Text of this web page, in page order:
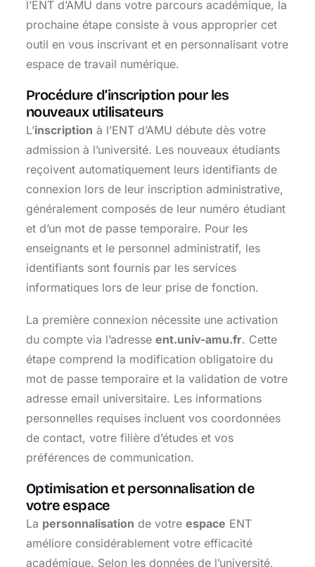
l’ENT d’AMU dans votre parcours académique, la
prochaine étape consiste à vous approprier cet
outil en vous inscrivant et en personnalisant votre
espace de travail numérique.
Procédure d’inscription pour les
nouveaux utilisateurs
L’inscription à l’ENT d’AMU débute dès votre
admission à l’université. Les nouveaux étudiants
reçoivent automatiquement leurs identifiants de
connexion lors de leur inscription administrative,
généralement composés de leur numéro étudiant
et d’un mot de passe temporaire. Pour les
enseignants et le personnel administratif, les
identifiants sont fournis par les services
informatiques lors de leur prise de fonction.
La première connexion nécessite une activation
du compte via l’adresse ent.univ-amu.fr. Cette
étape comprend la modification obligatoire du
mot de passe temporaire et la validation de votre
adresse email universitaire. Les informations
personnelles requises incluent vos coordonnées
de contact, votre filière d’études et vos
préférences de communication.
Optimisation et personnalisation de
votre espace
La personnalisation de votre espace ENT
améliore considérablement votre efficacité
académique. Selon les données de l’université,